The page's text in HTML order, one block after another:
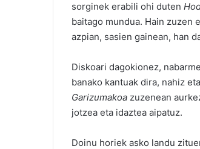
sorginek erabili ohi duten
baitago mundua. Hain zuzen
azpian, sasien gainean, han
Diskoari dagokionez,
banako kantuak dira, nahiz
Garizumakoa zuzenean
jotzea eta idaztea aipatuz.
Doinu horiek asko landu